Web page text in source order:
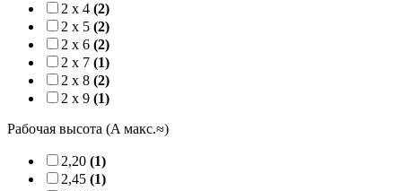
2 x 4 (2)
2 x 5 (2)
2 x 6 (2)
2 x 7 (1)
2 x 8 (2)
2 x 9 (1)
Рабочая высота (A макс.≈)
2,20 (1)
2,45 (1)